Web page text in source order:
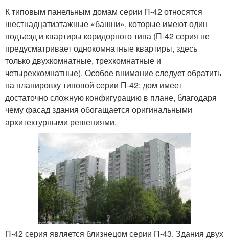
К типовым панельным домам серии П-42 относятся
шестнадцатиэтажные «башни», которые имеют один
подъезд и квартиры коридорного типа (П-42 серия не
предусматривает однокомнатные квартиры, здесь
только двухкомнатные, трехкомнатные и
четырехкомнатные). Особое внимание следует обратить
на планировку типовой серии П-42: дом имеет
достаточно сложную конфигурацию в плане, благодаря
чему фасад здания обогащается оригинальными
архитектурными решениями.
П-42 серия является близнецом серии П-43. Здания двух